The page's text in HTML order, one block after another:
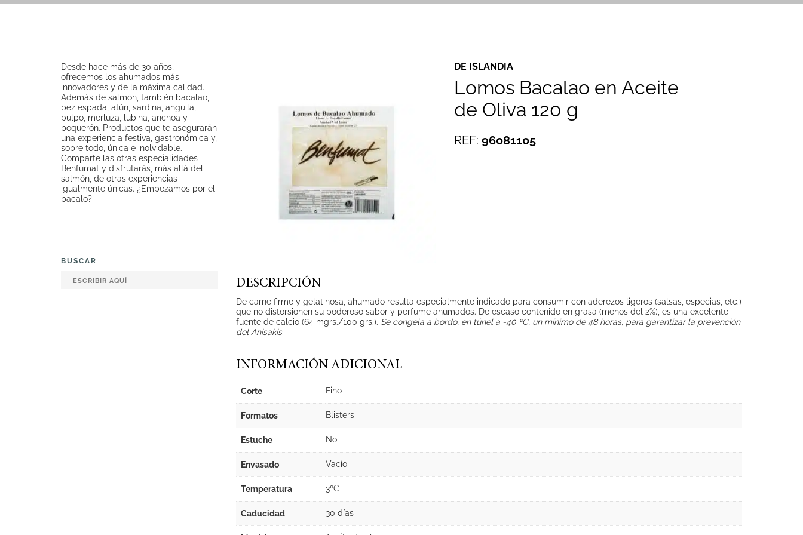
Desde hace más de 30 años,
ofrecemos los ahumados más
innovadores y de la máxima calidad.
Además de salmón, también bacalao,
pez espada, atún, sardina, anguila,
pulpo, merluza, lubina, anchoa y
boquerón. Productos que te asegurarán
una experiencia festiva, gastronómica y,
sobre todo, única e inolvidable.
Comparte las otras especialidades
Benfumat y disfrutarás, más allá del
salmón, de otras experiencias
igualmente únicas. ¿Empezamos por el
bacalo?
BUSCAR
DE ISLANDIA
Lomos Bacalao en Aceite
de Oliva 120 g
REF:96081105
DESCRIPCIÓN
De carne firme y gelatinosa, ahumado resulta especialmente indicado para consumir con aderezos ligeros (salsas, especias, etc.)
que no distorsionen su poderoso sabor y perfume ahumados. De escaso contenido en grasa (menos del 2%), es una excelente
fuente de calcio (64 mgrs./100 grs.). Se congela a bordo, en túnel a -40 ºC, un mínimo de 48 horas, para garantizar la prevención
del Anisakis.
INFORMACIÓN ADICIONAL
Corte Fino
Formatos Blisters
Estuche No
Envasado Vacío
Temperatura 3ºC
Caducidad 30 días